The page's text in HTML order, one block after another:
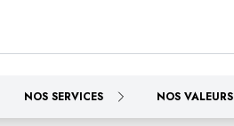
NOS SERVICES NOS VALEURS